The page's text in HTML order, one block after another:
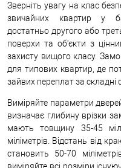
Зверніть увагу на клас
звичайних квартир у
достатньо другого або
поверхи та об'єкти з
захисту вищого класу.
для типових квартир, де
зайвих переплат за складні
Виміряйте параметри
визначає глибину врізки
мають товщину 35-45
міліметрів. Відстань від
становить 50-70
виміряйте всі розміри